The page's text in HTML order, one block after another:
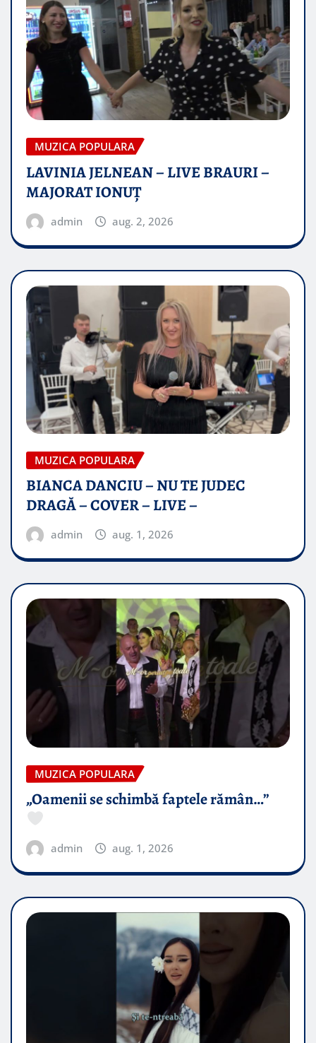
MUZICA POPULARA
LAVINIA JELNEAN – LIVE BRAURI –
MAJORAT IONUŢ
admin aug. 2, 2026
MUZICA POPULARA
BIANCA DANCIU – NU TE JUDEC
DRAGĂ – COVER – LIVE –
admin aug. 1, 2026
MUZICA POPULARA
„Oamenii se schimbă faptele rămân…”
admin aug. 1, 2026